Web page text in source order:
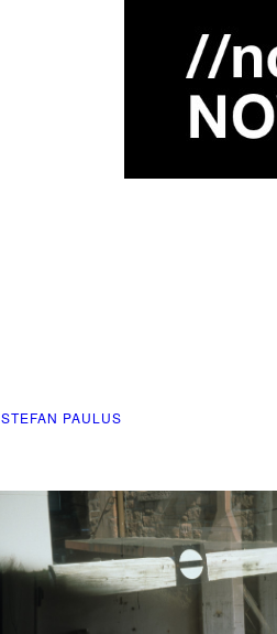
STEFAN PAULUS